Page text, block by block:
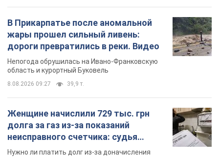
В Прикарпатье после аномальной
жары прошел сильный ливень:
дороги превратились в реки. Видео
Непогода обрушилась на Ивано-Франковскую
область и курортный Буковель
8.08.2026 09:27 39,9 т.
Женщине начислили 729 тыс. грн
долга за газ из-за показаний
неисправного счетчика: судья
вынес неожиданное решение
Нужно ли платить долг из-за доначисления